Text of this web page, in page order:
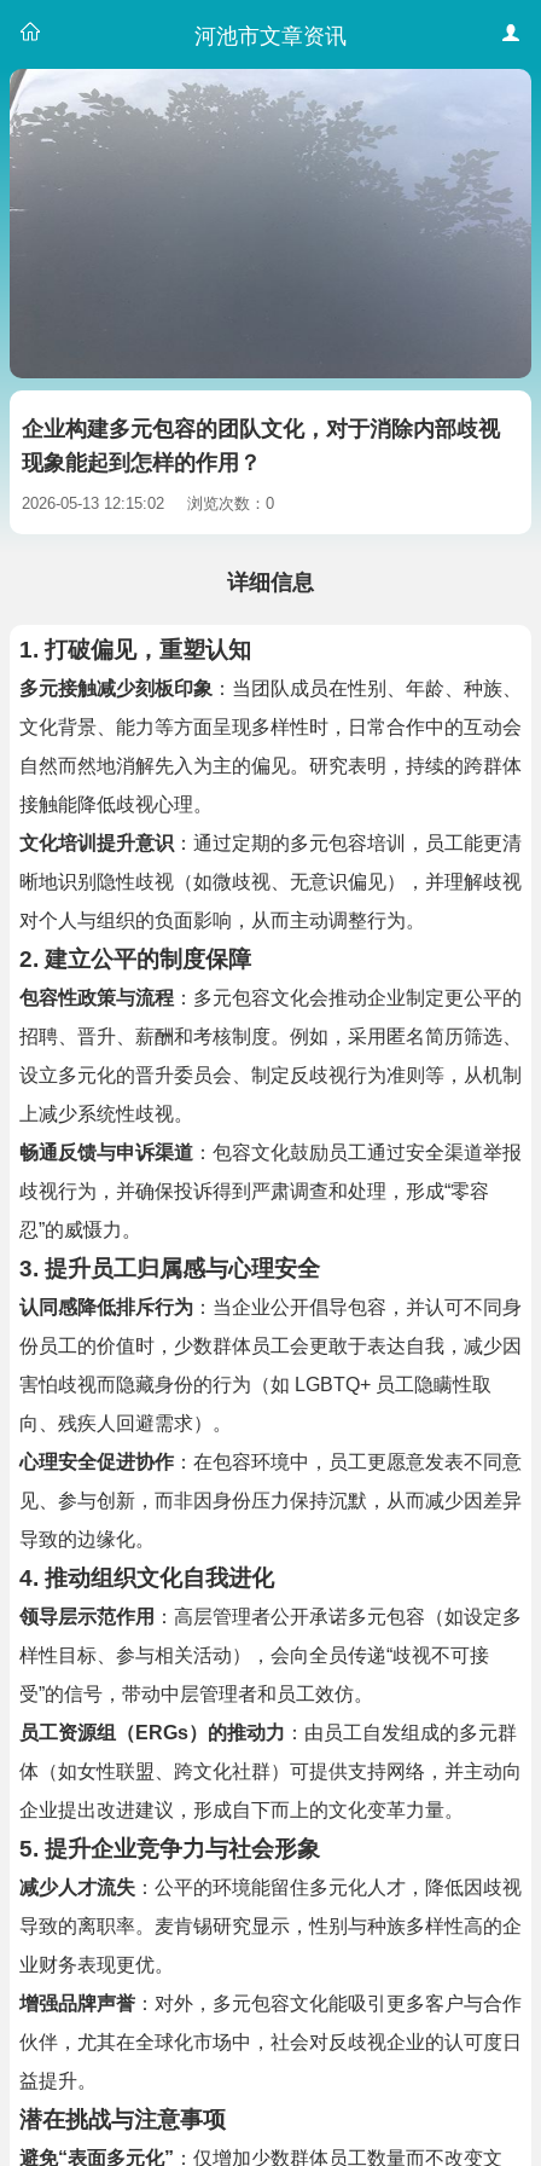
河池市文章资讯
企业构建多元包容的团队文化，对于消除内部歧视
现象能起到怎样的作用？
2026-05-13 12:15:02 浏览次数：0
详细信息
1. 打破偏见，重塑认知
多元接触减少刻板印象 ：当团队成员在性别、年龄、种族、
文化背景、能力等方面呈现多样性时，日常合作中的互动会
自然而然地消解先入为主的偏见。研究表明，持续的跨群体
接触能降低歧视心理。
文化培训提升意识 ：通过定期的多元包容培训，员工能更清
晰地识别隐性歧视（如微歧视、无意识偏见），并理解歧视
对个人与组织的负面影响，从而主动调整行为。
2. 建立公平的制度保障
包容性政策与流程 ：多元包容文化会推动企业制定更公平的
招聘、晋升、薪酬和考核制度。例如，采用匿名简历筛选、
设立多元化的晋升委员会、制定反歧视行为准则等，从机制
上减少系统性歧视。
畅通反馈与申诉渠道 ：包容文化鼓励员工通过安全渠道举报
歧视行为，并确保投诉得到严肃调查和处理，形成“零容
忍”的威慑力。
3. 提升员工归属感与心理安全
认同感降低排斥行为 ：当企业公开倡导包容，并认可不同身
份员工的价值时，少数群体员工会更敢于表达自我，减少因
害怕歧视而隐藏身份的行为（如 LGBTQ+ 员工隐瞒性取
向、残疾人回避需求）。
心理安全促进协作 ：在包容环境中，员工更愿意发表不同意
见、参与创新，而非因身份压力保持沉默，从而减少因差异
导致的边缘化。
4. 推动组织文化自我进化
领导层示范作用 ：高层管理者公开承诺多元包容（如设定多
样性目标、参与相关活动），会向全员传递“歧视不可接
受”的信号，带动中层管理者和员工效仿。
员工资源组（ERGs）的推动力 ：由员工自发组成的多元群
体（如女性联盟、跨文化社群）可提供支持网络，并主动向
企业提出改进建议，形成自下而上的文化变革力量。
5. 提升企业竞争力与社会形象
减少人才流失 ：公平的环境能留住多元化人才，降低因歧视
导致的离职率。麦肯锡研究显示，性别与种族多样性高的企
业财务表现更优。
增强品牌声誉 ：对外，多元包容文化能吸引更多客户与合作
伙伴，尤其在全球化市场中，社会对反歧视企业的认可度日
益提升。
潜在挑战与注意事项
避免“表面多元化” ：仅增加少数群体员工数量而不改变文